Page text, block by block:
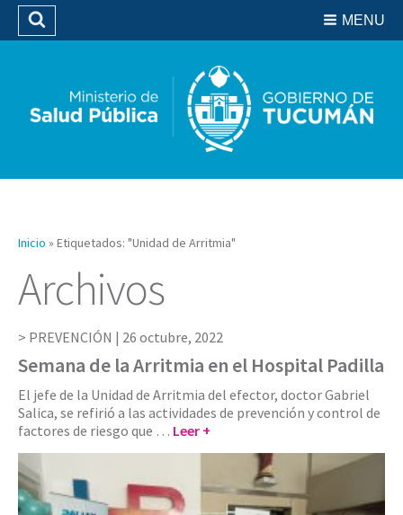
Biblioteca
MENU
Buscar
Inicio » Etiquetados: "Unidad de Arritmia"
Archivos
PREVENCIÓN | 26 octubre, 2022
Semana de la Arritmia en el Hospital Padilla
El jefe de la Unidad de Arritmia del efector, doctor Gabriel
Salica, se refirió a las actividades de prevención y control de
factores de riesgo que … Leer +